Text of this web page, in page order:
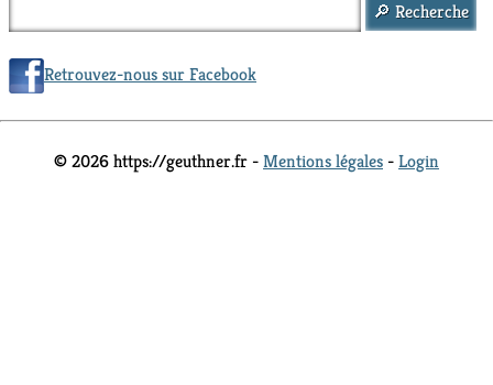
Retrouvez-nous sur Facebook
© 2026 https://geuthner.fr -Mentions légales -Login